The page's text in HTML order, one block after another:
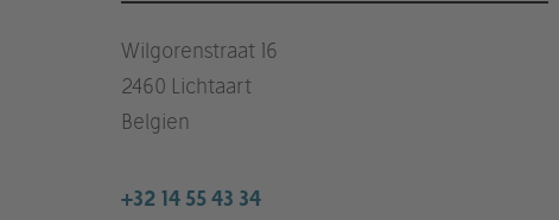
Wilgorenstraat 16
2460 Lichtaart
Belgien
+32 14 55 43 34